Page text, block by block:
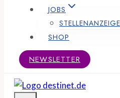
JOBS
SHOP
NEWSLETTER